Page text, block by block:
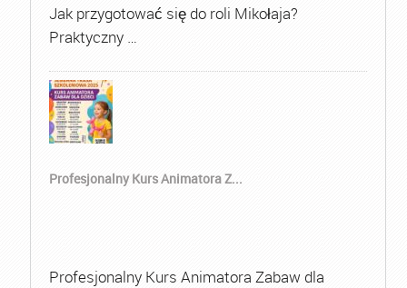
Jak przygotować się do roli Mikołaja?
Praktyczny …
Profesjonalny Kurs Animatora Z...
Profesjonalny Kurs Animatora Zabaw dla